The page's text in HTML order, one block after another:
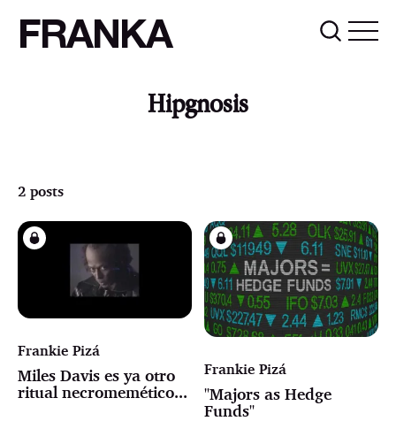
FRANKA
Hipgnosis
2 posts
Frankie Pizá
Miles Davis es ya otro
ritual necromemético...
Frankie Pizá
"Majors as Hedge
Funds"